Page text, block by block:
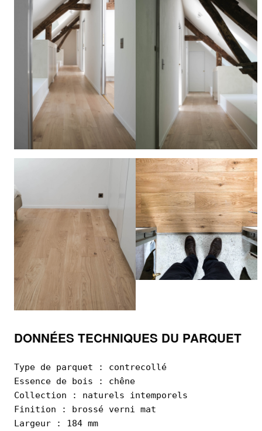
DONNÉES TECHNIQUES DU PARQUET
Type de parquet : contrecollé
Essence de bois : chêne
Collection : naturels intemporels
Finition : brossé verni mat
Largeur : 184 mm